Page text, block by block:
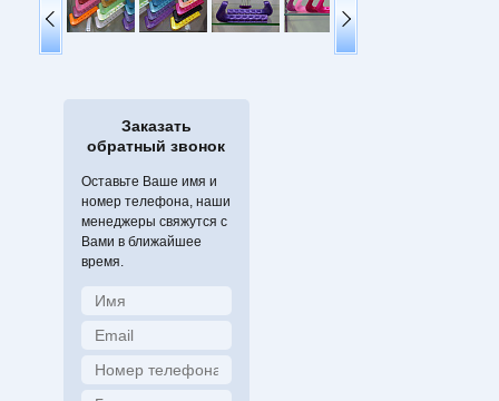
Заказать
обратный звонок
Оставьте Ваше имя и
номер телефона, наши
менеджеры свяжутся с
Вами в ближайшее
время.